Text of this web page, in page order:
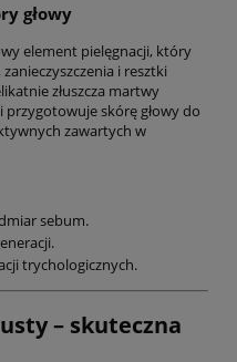
głowy
element pielęgnacji, który
i resztki
złuszcza martwy
skórę głowy do
zawartych w
sebum.
trychologicznych.
– skuteczna